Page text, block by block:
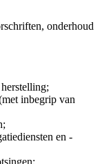
onderhoud
inbegrip van
en -